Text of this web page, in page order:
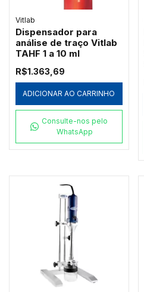
Vitlab
Dispensador para
análise de traço Vitlab
TAHF 1 a 10 ml
R$1.363,69
ADICIONAR AO CARRINHO
Consulte-nos pelo
WhatsApp